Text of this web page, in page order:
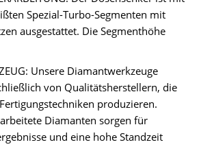
Spezial-Turbo-Segmenten mit
ausgestattet. Die Segmenthöhe
Unsere Diamantwerkzeuge
von Qualitätsherstellern, die
produzieren.
Diamanten sorgen für
und eine hohe Standzeit